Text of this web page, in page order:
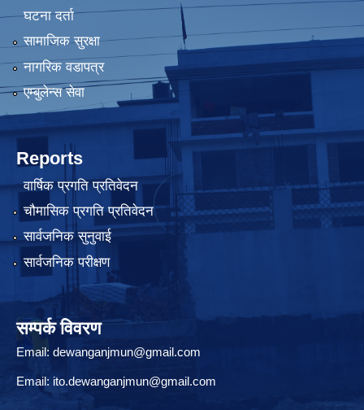
घटना दर्ता
सामाजिक सुरक्षा
नागरिक वडापत्र
एम्बुलेन्स सेवा
Reports
वार्षिक प्रगति प्रतिवेदन
चौमासिक प्रगति प्रतिवेदन
सार्वजनिक सुनुवाई
सार्वजनिक परीक्षण
सम्पर्क विवरण
Email: dewanganjmun@gmail.com
Email: ito.dewanganjmun@gmail.com